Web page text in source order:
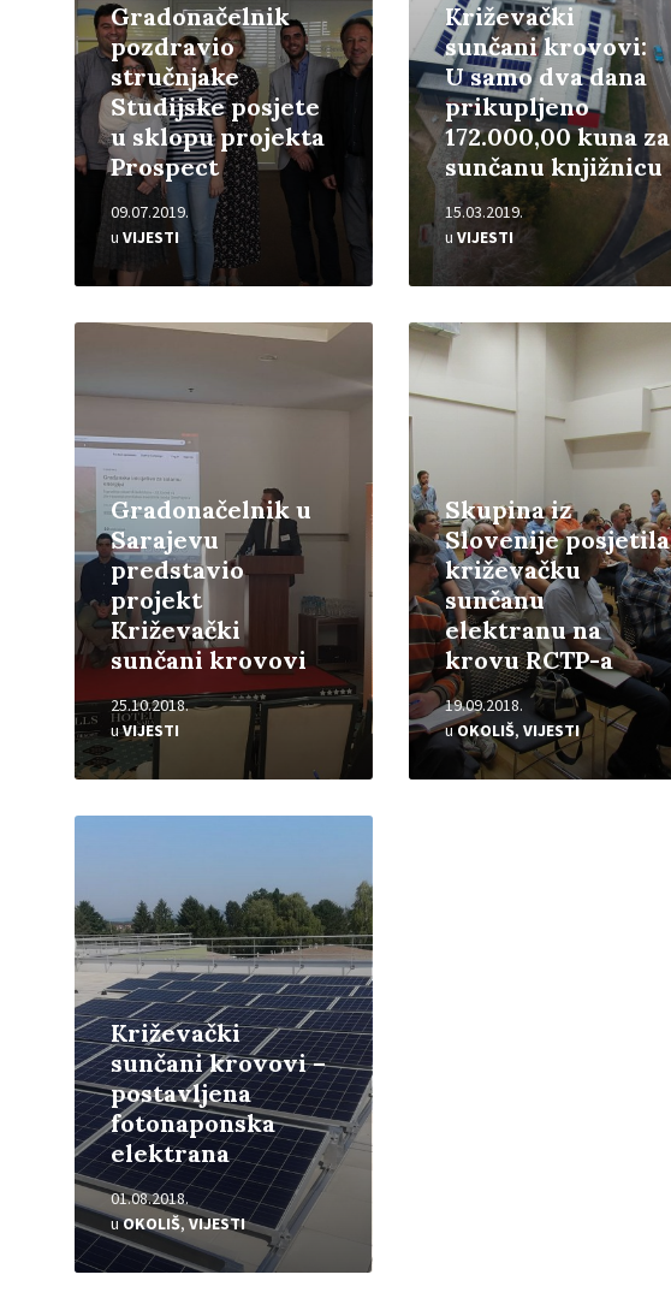
Gradonačelnik
pozdravio
stručnjake
Studijske posjete
u sklopu projekta
Prospect
09.07.2019.
u VIJESTI
Križevački
sunčani krovovi:
U samo dva dana
prikupljeno
172.000,00 kuna za
sunčanu knjižnicu
15.03.2019.
u VIJESTI
Gradonačelnik u
Sarajevu
predstavio
projekt
Križevački
sunčani krovovi
25.10.2018.
uVIJESTI
Pročitajte
Skupina iz
Slovenije posjetila
križevačku
sunčanu
elektranu na
krovu RCTP-a
19.09.2018.
uOKOLIŠ, VIJESTI
Pročitajte
više
Križevački
sunčani krovovi –
postavljena
fotonaponska
elektrana
01.08.2018.
uOKOLIŠ,VIJESTI
Pročitajte